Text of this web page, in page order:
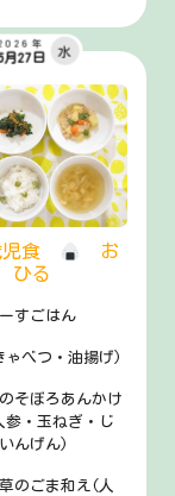
児食
お
ひる
年
月27日
水
すごはん
ゃべつ・油揚げ)
そぼろあんかけ
参・玉ねぎ・じ
んげん)
のごま和え(人